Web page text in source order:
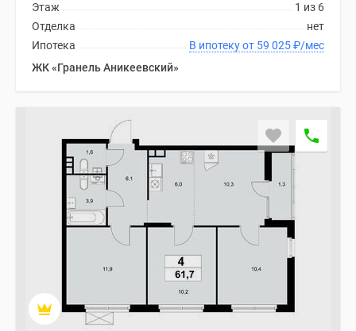
Ипотечный
калькулятор
Семейная
ипотека
программы
недвижимости
Покупателю
1 из 6
Этаж
нет
Отделка
В ипотеку от 59 025₽/мес
Ипотека
ЖК «Гранель Аникеевский»